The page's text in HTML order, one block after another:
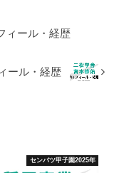
ィール・経歴
ール・経歴
センバツ甲子園2025年